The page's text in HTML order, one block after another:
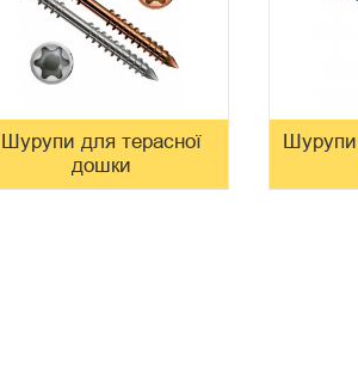
Шурупи для терасної
дошки
Шурупи